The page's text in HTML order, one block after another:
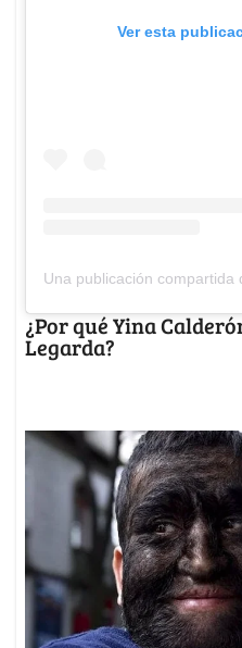
Ver esta
Una publicación compartida
¿Por qué Yina
Legarda?